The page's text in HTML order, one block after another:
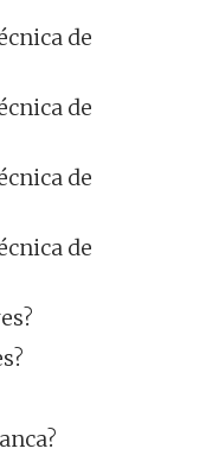
de
de
de
de